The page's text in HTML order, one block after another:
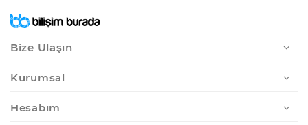
Bize Ulaşın
Kurumsal
Hesabım